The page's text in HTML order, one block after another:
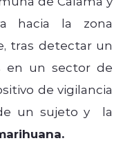
hacia la zona
tras detectar un
en un sector de
de vigilancia
un sujeto y la